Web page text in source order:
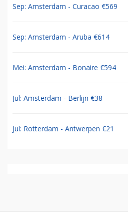
Sep: Amsterdam - Curacao €569
Sep: Amsterdam - Aruba €614
Mei: Amsterdam - Bonaire €594
Jul: Amsterdam - Berlijn €38
Jul: Rotterdam - Antwerpen €21